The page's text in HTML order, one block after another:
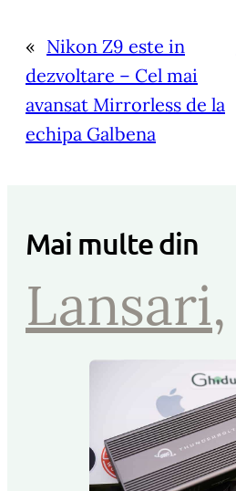
« Nikon Z9 este in
dezvoltare – Cel mai
avansat Mirrorless de la
echipa Galbena
Mai multe din
Lansari,